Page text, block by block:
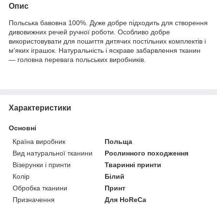
Опис
Польська бавовна 100%. Дуже добре підходить для створення
дивовижних речей ручної роботи. Особливо добре
використовувати для пошиття дитячих постільних комплектів і
м'яких іграшок. Натуральність і яскраве забарвлення тканин
— головна перевага польських виробників.
Характеристики
Основні
Країна виробник
Польща
Вид натуральної тканини
Рослинного походження
Візерунки і принти
Тваринні принти
Колір
Білий
Обробка тканини
Принт
Призначення
Для HoReCa